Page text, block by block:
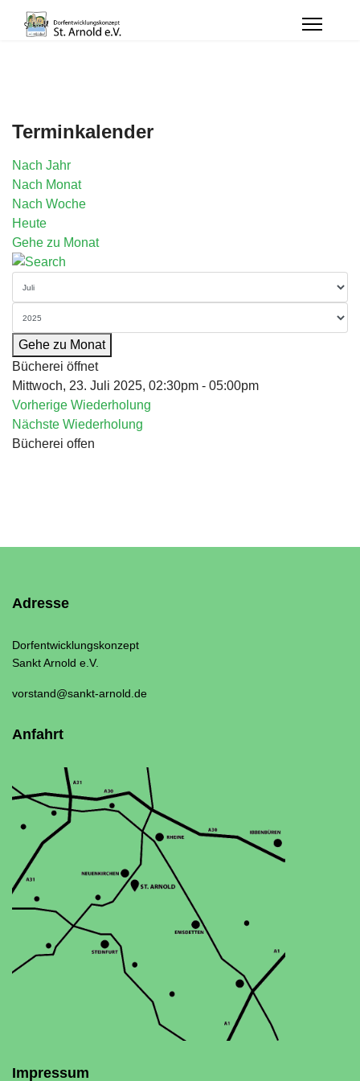
Terminkalender
Nach Jahr
Nach Monat
Nach Woche
Heute
Gehe zu Monat
Gehe zu Monat
Bücherei öffnet
Mittwoch, 23. Juli 2025, 02:30pm - 05:00pm
Vorherige Wiederholung
Nächste Wiederholung
Bücherei offen
Adresse
Dorfentwicklungskonzept
Sankt Arnold e.V.
vorstand@sankt-arnold.de
Anfahrt
Impressum